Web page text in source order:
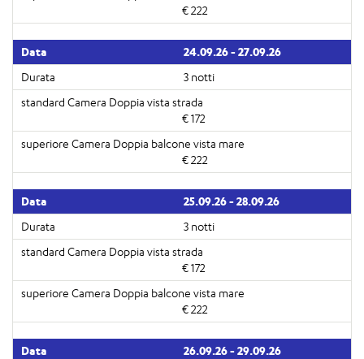
€ 222
24.09.26 - 27.09.26
3 notti
€ 172
€ 222
25.09.26 - 28.09.26
3 notti
€ 172
€ 222
26.09.26 - 29.09.26